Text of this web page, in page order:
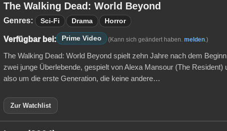
The Walking Dead: World Beyond
Genres: Sci-Fi Drama Horror
Verfügbar bei: Prime Video (Kann sich geändert haben. melden.)
The Walking Dead: World Beyond spielt zehn Jahre nach dem
zwei junge Überlebende, gespielt von Alexa Mansour (The
also um die erste Generation, die keine andere…
Zur Watchlist